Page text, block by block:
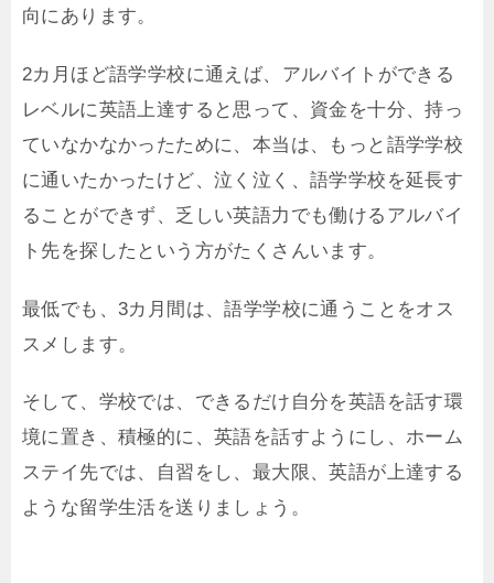
向にあります。
2カ月ほど語学学校に通えば、アルバイトができる
レベルに英語上達すると思って、資金を十分、持っ
ていなかなかったために、本当は、もっと語学学校
に通いたかったけど、泣く泣く、語学学校を延長す
ることができず、乏しい英語力でも働けるアルバイ
ト先を探したという方がたくさんいます。
最低でも、3カ月間は、語学学校に通うことをオス
スメします。
そして、学校では、できるだけ自分を英語を話す環
境に置き、積極的に、英語を話すようにし、ホーム
ステイ先では、自習をし、最大限、英語が上達する
ような留学生活を送りましょう。